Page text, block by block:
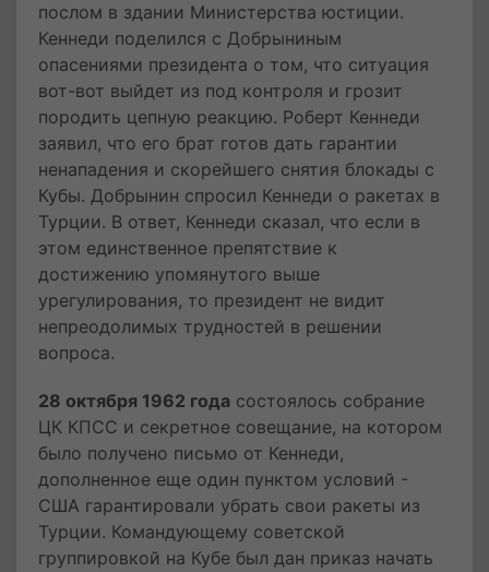
послом в здании Министерства юстиции.
Кеннеди поделился с Добрыниным
опасениями президента о том, что ситуация
вот-вот выйдет из под контроля и грозит
породить цепную реакцию. Роберт Кеннеди
заявил, что его брат готов дать гарантии
ненападения и скорейшего снятия блокады с
Кубы. Добрынин спросил Кеннеди о ракетах в
Турции. В ответ, Кеннеди сказал, что если в
этом единственное препятствие к
достижению упомянутого выше
урегулирования, то президент не видит
непреодолимых трудностей в решении
вопроса.
28 октября 1962 года состоялось собрание
ЦК КПСС и секретное совещание, на котором
было получено письмо от Кеннеди,
дополненное еще один пунктом условий -
США гарантировали убрать свои ракеты из
Турции. Командующему советской
группировкой на Кубе был дан приказ начать